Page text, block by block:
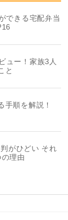
できる宅配弁当
ュー！家族3人
と
手順を解説！
がひどい それ
理由